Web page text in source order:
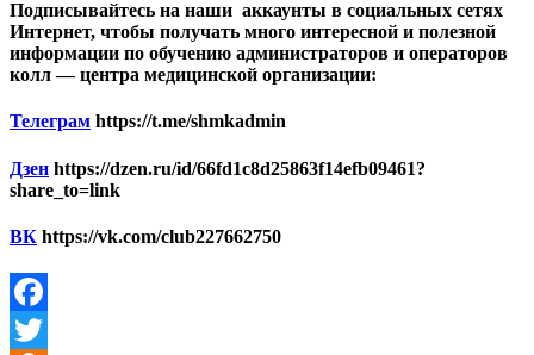
Подписывайтесь на наши аккаунты в социальных сетях
Интернет, чтобы получать много интересной и полезной
информации по обучению администраторов и операторов
колл — центра медицинской организации:
Телеграм https://t.me/shmkadmin
Дзен https://dzen.ru/id/66fd1c8d25863f14efb09461?
share_to=link
ВК https://vk.com/club227662750
Facebook